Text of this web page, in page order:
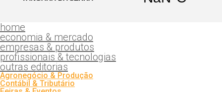
home
economia & mercado
empresas & produtos
profissionais & tecnologias
outras editorias
Agronegócio & Produção
Contábil & Tributário